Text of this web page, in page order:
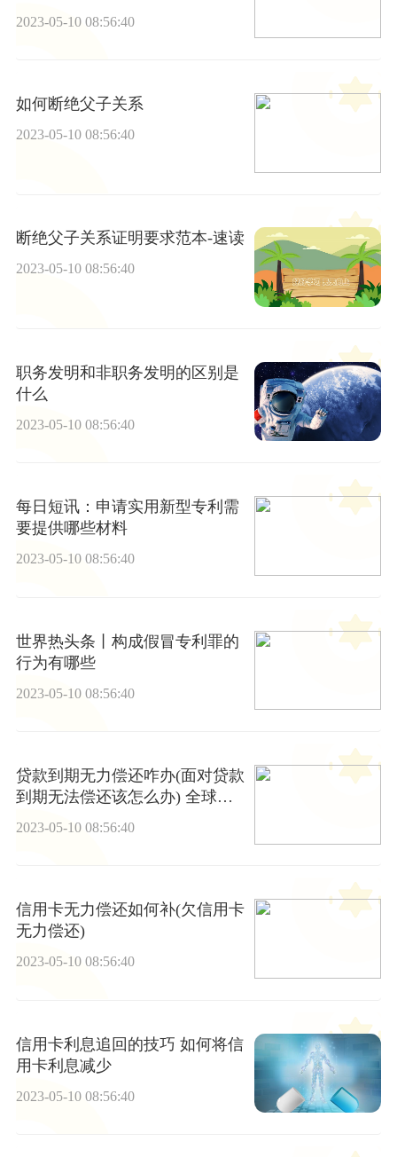
2023-05-10 08:56:40
如何断绝父子关系
2023-05-10 08:56:40
断绝父子关系证明要求范本-速读
2023-05-10 08:56:40
职务发明和非职务发明的区别是
什么
2023-05-10 08:56:40
每日短讯：申请实用新型专利需
要提供哪些材料
2023-05-10 08:56:40
世界热头条丨构成假冒专利罪的
行为有哪些
2023-05-10 08:56:40
贷款到期无力偿还咋办(面对贷款
到期无法偿还该怎么办) 全球热
2023-05-10 08:56:40
信用卡无力偿还如何补(欠信用卡
无力偿还)
2023-05-10 08:56:40
信用卡利息追回的技巧 如何将信
用卡利息减少
2023-05-10 08:56:40